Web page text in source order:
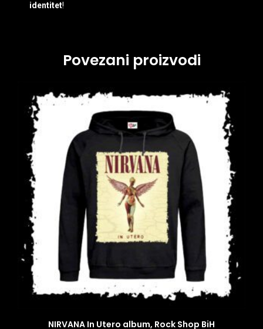
identitet!
Povezani proizvodi
NIRVANA In Utero album, Rock Shop BiH